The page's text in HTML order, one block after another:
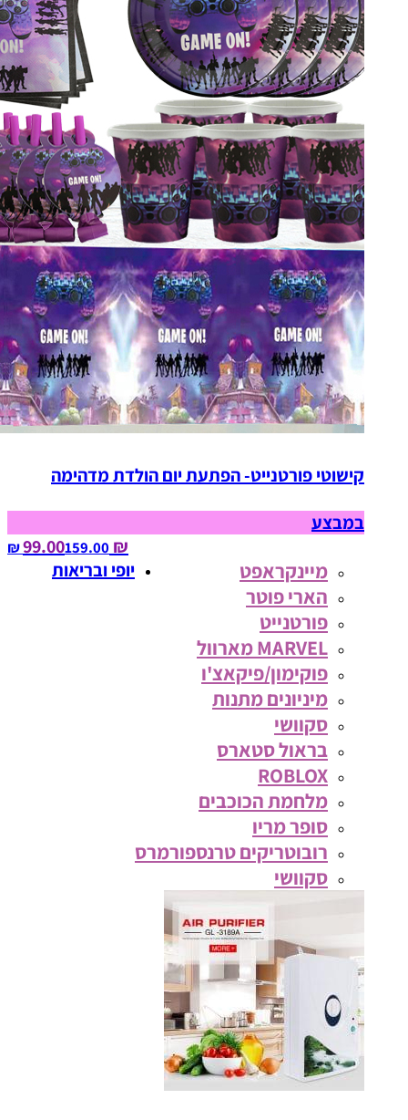
קישוטי פורטנייט- הפתעת יום הולדת מדהימה
במבצע
₪ 99.00
159.00‏ ₪
מיינקראפט
הארי פוטר
פורטנייט
MARVEL מארוול
פוקימון/פיקאצ'ו
מיניונים מתנות
סקוושי
בראול סטארס
ROBLOX
מלחמת הכוכבים
סופר מריו
רובוטריקים טרנספורמרס
סקוושי
יופי ובריאות